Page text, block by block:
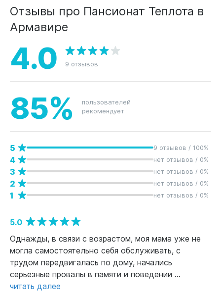
Отзывы про Пансионат Теплота в
Армавире
4.0 9 отзывов
85%
пользователей
рекомендует
5 9 отзывов / 100%
4 нет отзывов / 0%
3 нет отзывов / 0%
2 нет отзывов / 0%
1 нет отзывов / 0%
5.0
Однажды, в связи с возрастом, моя мама уже не
могла самостоятельно себя обслуживать, с
трудом передвигалась по дому, начались
серьезные провалы в памяти и поведении ...
читать далее